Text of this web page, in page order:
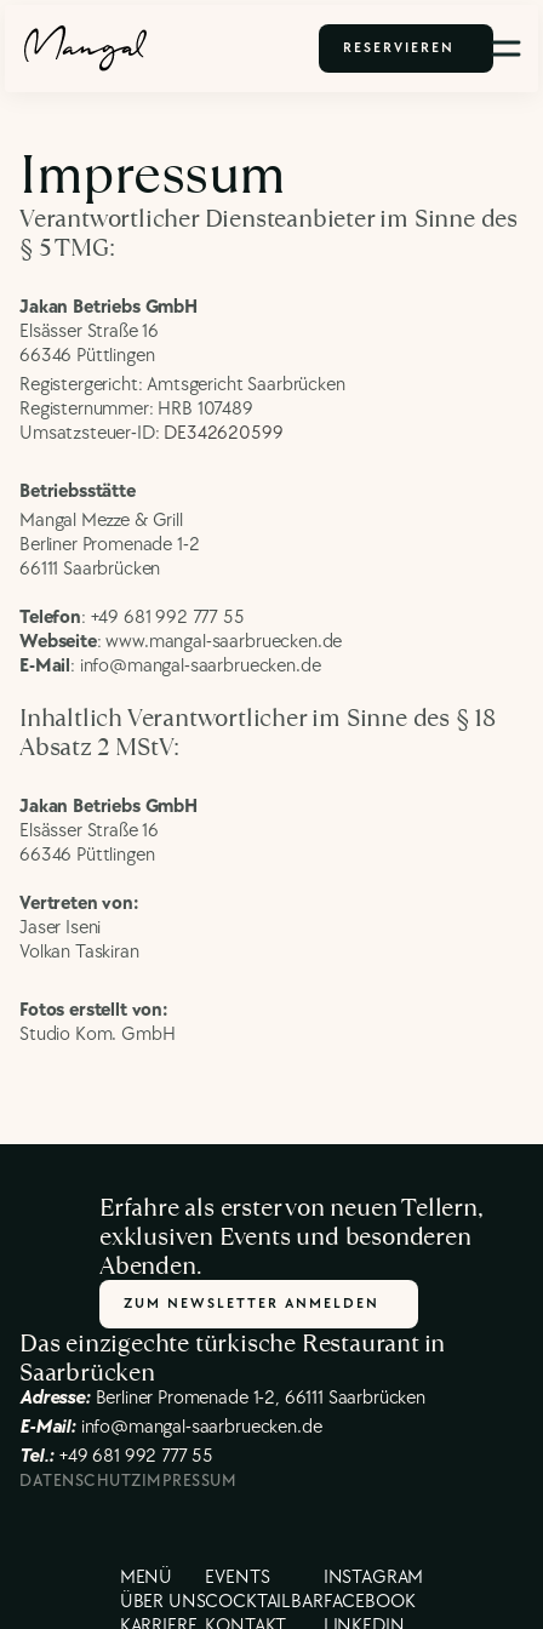
RESERVIEREN
Impressum
Verantwortlicher Diensteanbieter im Sinne des
§ 5 TMG:
Jakan Betriebs GmbH
Elsässer Straße 16
66346 Püttlingen
Registergericht: Amtsgericht Saarbrücken
Registernummer: HRB 107489
Umsatzsteuer-ID: DE342620599
Betriebsstätte
Mangal Mezze & Grill
Berliner Promenade 1-2
66111 Saarbrücken
Telefon: +49 681 992 777 55
Webseite: www.mangal-saarbruecken.de
E-Mail: info@mangal-saarbruecken.de
Inhaltlich Verantwortlicher im Sinne des § 18
Absatz 2 MStV:
Jakan Betriebs GmbH
Elsässer Straße 16
66346 Püttlingen
Vertreten von:
Jaser Iseni
Volkan Taskiran
Fotos erstellt von:
Studio Kom. GmbH
Das einzigechte türkische Restaurant in
Saarbrücken
Adresse: Berliner Promenade 1-2, 66111 Saarbrücken
E-Mail: info@mangal-saarbruecken.de
Tel.: +49 681 992 777 55
DATENSCHUTZIMPRESSUM
Erfahre als erster von neuen Tellern,
exklusiven Events und besonderen
Abenden.
ZUM NEWSLETTER ANMELDEN
MENÜ
ÜBER UNS
EVENTS
COCKTAILBAR
INSTAGRAM
FACEBOOK